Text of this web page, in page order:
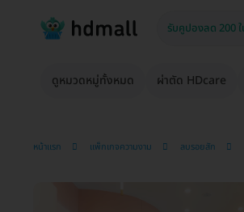
ดูหมวดหมู่ทั้งหมด ผ่าตัด HDcare
หน้าแรก แพ็กเกจความงาม ลบรอยสัก